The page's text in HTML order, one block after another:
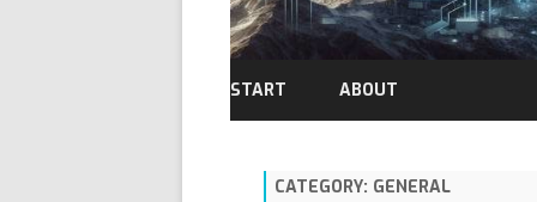
START ABOUT
CATEGORY: GENERAL